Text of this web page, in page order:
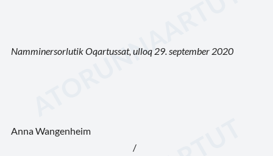
Namminersorlutik Oqartussat, ulloq 29. september 2020
Anna Wangenheim
/